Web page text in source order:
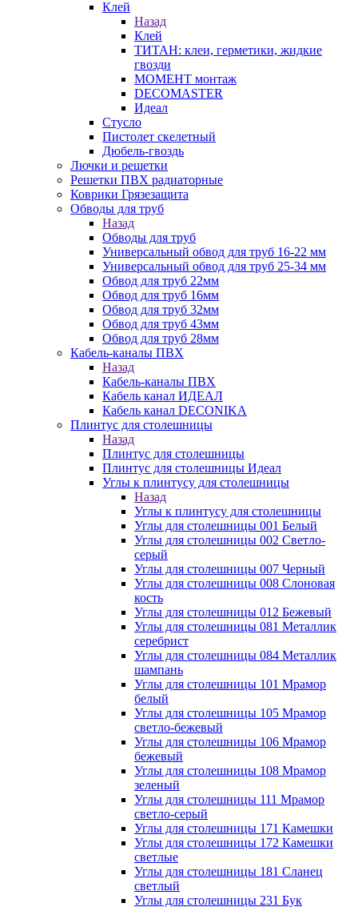
Клей
Назад
Клей
ТИТАН: клеи, герметики, жидкие
гвозди
МОМЕНТ монтаж
DECOMASTER
Идеал
Стусло
Пистолет скелетный
Дюбель-гвоздь
Лючки и решетки
Решетки ПВХ радиаторные
Коврики Грязезащита
Обводы для труб
Назад
Обводы для труб
Универсальный обвод для труб 16-22 мм
Универсальный обвод для труб 25-34 мм
Обвод для труб 22мм
Обвод для труб 16мм
Обвод для труб 32мм
Обвод для труб 43мм
Обвод для труб 28мм
Кабель-каналы ПВХ
Назад
Кабель-каналы ПВХ
Кабель канал ИДЕАЛ
Кабель канал DECONIKA
Плинтус для столешницы
Назад
Плинтус для столешницы
Плинтус для столешницы Идеал
Углы к плинтусу для столешницы
Назад
Углы к плинтусу для столешницы
Углы для столешницы 001 Белый
Углы для столешницы 002 Светло-
серый
Углы для столешницы 007 Черный
Углы для столешницы 008 Слоновая
кость
Углы для столешницы 012 Бежевый
Углы для столешницы 081 Металлик
серебрист
Углы для столешницы 084 Металлик
шампань
Углы для столешницы 101 Мрамор
белый
Углы для столешницы 105 Мрамор
светло-бежевый
Углы для столешницы 106 Мрамор
бежевый
Углы для столешницы 108 Мрамор
зеленый
Углы для столешницы 111 Мрамор
светло-серый
Углы для столешницы 171 Камешки
Углы для столешницы 172 Камешки
светлые
Углы для столешницы 181 Сланец
светлый
Углы для столешницы 231 Бук